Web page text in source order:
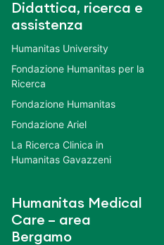
Didattica, ricerca e
assistenza
Humanitas University
Fondazione Humanitas per la
Ricerca
Fondazione Humanitas
Fondazione Ariel
La Ricerca Clinica in
Humanitas Gavazzeni
Humanitas Medical
Care – area
Bergamo